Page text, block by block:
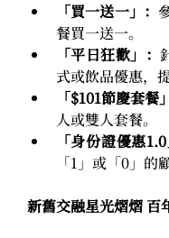
「買一送一」：
餐買一送一。
「平日狂歡」：
式或飲品優惠，
「$101節慶套餐
人或雙人套餐。
「身份證優惠1.0
「1」或「0」的
新舊交融星光熠熠 百